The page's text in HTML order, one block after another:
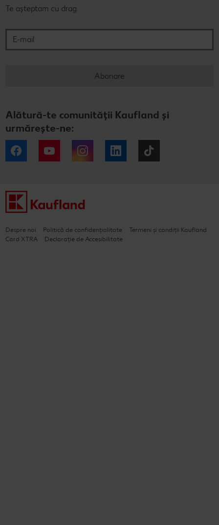
Te așteptam cu drag.
Abonare
Alătură-te comunității Kaufland și
urmărește-ne:
Facebook YouTube Instagram LinkedIn
Despre noi Politică de confidențialitate
Termeni și condiții Kaufland
Card XTRA
Declarație de Accesibilitate